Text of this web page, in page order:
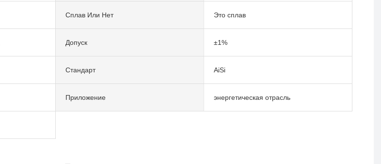
Сплав Или Нет Это сплав
Допуск ±1%
Стандарт AiSi
Приложение энергетическая отрасль